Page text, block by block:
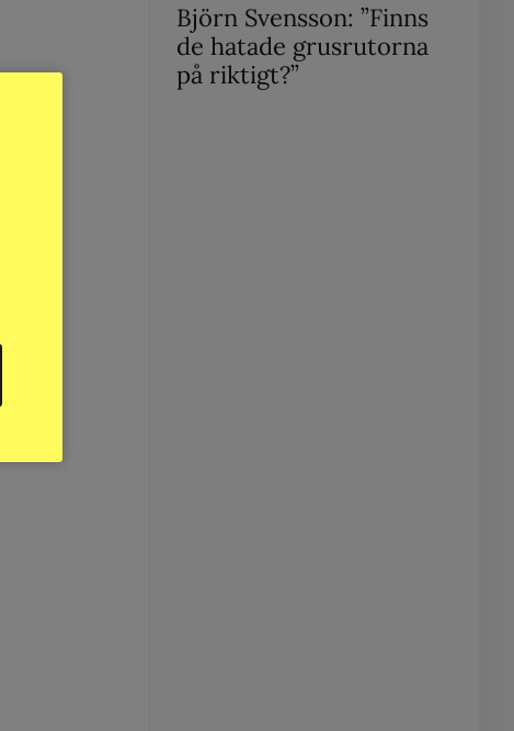
Björn Svensson: ”Finns
de hatade grusrutorna
på riktigt?”